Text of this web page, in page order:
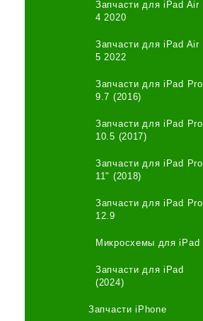
Запчасти для iPad Air
4 2020
Запчасти для iPad Air
5 2022
Запчасти для iPad Pro
9.7 (2016)
Запчасти для iPad Pro
10.5 (2017)
Запчасти для iPad Pro
11" (2018)
Запчасти для iPad Pro
12.9
Микросхемы для iPad
Запчасти для iPad
(2024)
Запчасти iPhone